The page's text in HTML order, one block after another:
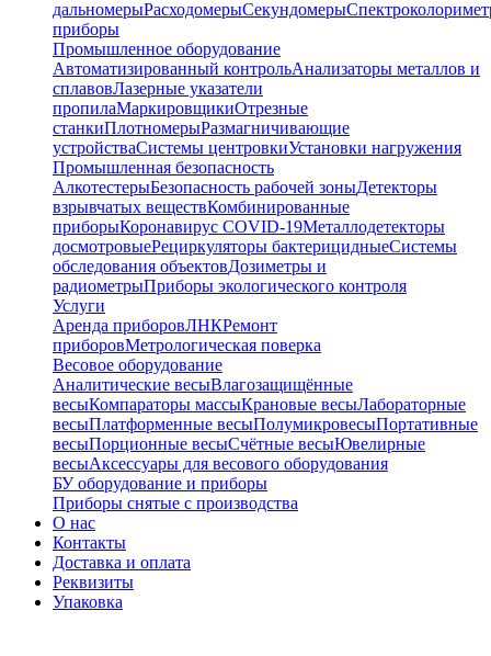
дальномерыРасходомерыСекундомеры
приборы
Промышленное оборудование
Автоматизированный контрольАнализаторы металлов и
сплавовЛазерные указатели
пропилаМаркировщикиОтрезные
станкиПлотномерыРазмагничивающие
устройстваСистемы центровкиУстановки нагружения
Промышленная безопасность
АлкотестерыБезопасность рабочей зоныДетекторы
взрывчатых веществКомбинированные
приборыКоронавирус COVID-19Металлодетекторы
досмотровыеРециркуляторы бактерицидныеСистемы
обследования объектовДозиметры и
радиометрыПриборы экологического контроля
Услуги
Аренда приборовЛНКРемонт
приборовМетрологическая поверка
Весовое оборудование
Аналитические весыВлагозащищённые
весыКомпараторы массыКрановые весыЛабораторные
весыПлатформенные весыПолумикровесыПортативные
весыПорционные весыСчётные весыЮвелирные
весыАксессуары для весового оборудования
БУ оборудование и приборы
Приборы снятые с производства
О нас
Контакты
Доставка и оплата
Реквизиты
Упаковка